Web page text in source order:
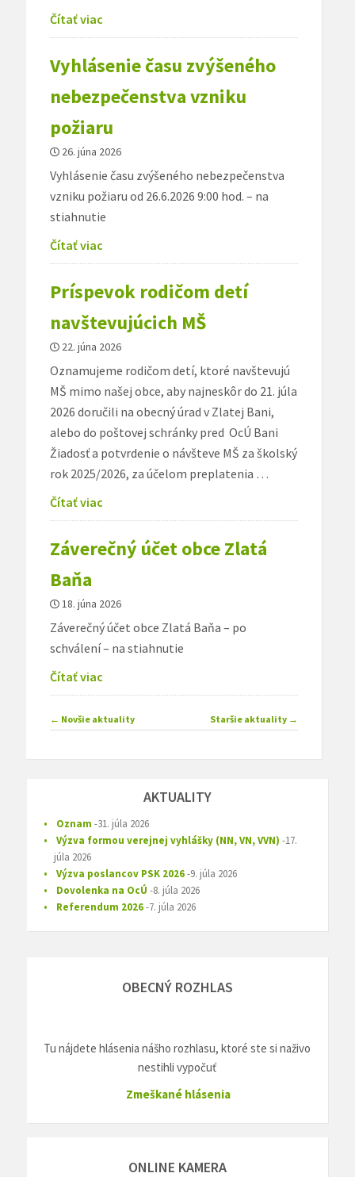
Čítať viac
Vyhlásenie času zvýšeného
nebezpečenstva vzniku
požiaru
26. júna 2026
Vyhlásenie času zvýšeného nebezpečenstva
vzniku požiaru od 26.6.2026 9:00 hod. – na
stiahnutie
Čítať viac
Príspevok rodičom detí
navštevujúcich MŠ
22. júna 2026
Oznamujeme rodičom detí, ktoré navštevujú
MŠ mimo našej obce, aby najneskôr do 21. júla
2026 doručili na obecný úrad v Zlatej Bani,
alebo do poštovej schránky pred OcÚ Bani
Žiadosť a potvrdenie o návšteve MŠ za školský
rok 2025/2026, za účelom preplatenia …
Čítať viac
Záverečný účet obce Zlatá
Baňa
18. júna 2026
Záverečný účet obce Zlatá Baňa – po
schválení – na stiahnutie
Čítať viac
Navigácia
← Novšie aktuality Staršie aktuality →
AKTUALITY
Oznam 31. júla 2026
Výzva formou verejnej vyhlášky (NN, VN, VVN) 17.
júla 2026
Výzva poslancov PSK 2026 9. júla 2026
Dovolenka na OcÚ 8. júla 2026
Referendum 2026 7. júla 2026
OBECNÝ ROZHLAS
Tu nájdete hlásenia nášho rozhlasu, ktoré ste si naživo
nestihli vypočuť
Zmeškané hlásenia
ONLINE KAMERA